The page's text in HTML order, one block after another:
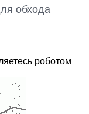
обхода
роботом